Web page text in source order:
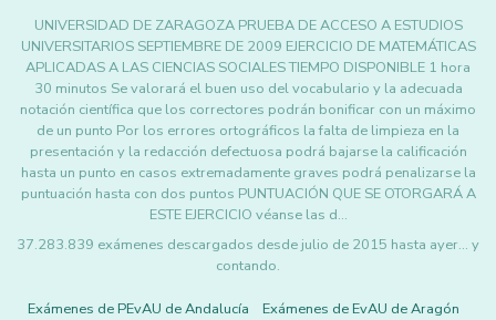
UNIVERSIDAD DE ZARAGOZA PRUEBA DE ACCESO A ESTUDIOS
UNIVERSITARIOS SEPTIEMBRE DE 2009 EJERCICIO DE MATEMÁTICAS
APLICADAS A LAS CIENCIAS SOCIALES TIEMPO DISPONIBLE 1 hora
30 minutos Se valorará el buen uso del vocabulario y la adecuada
notación científica que los correctores podrán bonificar con un máximo
de un punto Por los errores ortográficos la falta de limpieza en la
presentación y la redacción defectuosa podrá bajarse la calificación
hasta un punto en casos extremadamente graves podrá penalizarse la
puntuación hasta con dos puntos PUNTUACIÓN QUE SE OTORGARÁ A
ESTE EJERCICIO véanse las d…
37.283.839 exámenes descargados desde julio de 2015 hasta ayer... y
contando.
Exámenes de PEvAU de Andalucía
Exámenes de EvAU de Aragón